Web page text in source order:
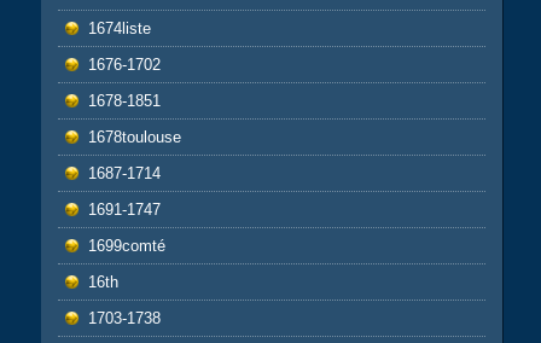
1674liste
1676-1702
1678-1851
1678toulouse
1687-1714
1691-1747
1699comté
16th
1703-1738